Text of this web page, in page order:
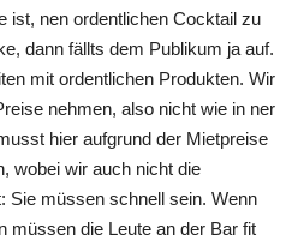
ist, nen ordentlichen Cocktail zu
dann fällts dem Publikum ja auf.
mit ordentlichen Produkten. Wir
nehmen, also nicht wie in ner
hier aufgrund der Mietpreise
wobei wir auch nicht die
Sie müssen schnell sein. Wenn
müssen die Leute an der Bar fit